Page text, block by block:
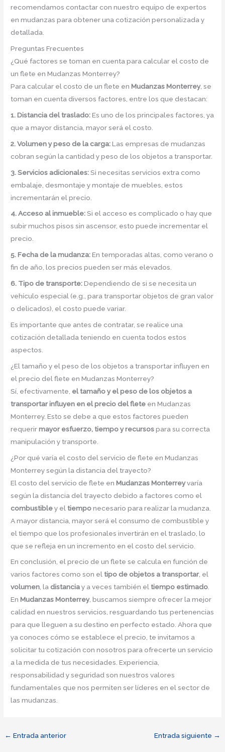
recomendamos contactar con nuestro equipo de expertos
en mudanzas para obtener una cotización personalizada y
detallada.
Preguntas Frecuentes
¿Qué factores se toman en cuenta para calcular el costo de
un flete en Mudanzas Monterrey?
Para calcular el costo de un flete enMudanzas Monterrey, se
toman en cuenta diversos factores, entre los que destacan:
1.Distancia del traslado:Es uno de los principales factores, ya
que a mayor distancia, mayor será el costo.
2.Volumen y peso de la carga:Las empresas de mudanzas
cobran según la cantidad y peso de los objetos a transportar.
3.Servicios adicionales:Si necesitas servicios extra como
embalaje, desmontaje y montaje de muebles, estos
incrementarán el precio.
4.Acceso al inmueble:Si el acceso es complicado o hay que
subir muchos pisos sin ascensor, esto puede incrementar el
precio.
5.Fecha de la mudanza:En temporadas altas, como verano o
fin de año, los precios pueden ser más elevados.
6. Tipo de transporte:Dependiendo de si se necesita un
vehículo especial (e.g., para transportar objetos de gran valor
o delicados), el costo puede variar.
Es importante que antes de contratar, se realice una
cotización detallada teniendo en cuenta todos estos
aspectos.
¿El tamaño y el peso de los objetos a transportar influyen en
el precio del flete en Mudanzas Monterrey?
Sí, efectivamente, el tamaño y el peso de los objetos a
transportar influyen en el precio del flete en Mudanzas
Monterrey. Esto se debe a que estos factores pueden
requerirmayor esfuerzo, tiempo y recursospara su correcta
manipulación y transporte.
¿Por qué varía el costo del servicio de flete en Mudanzas
Monterrey según la distancia del trayecto?
El costo del servicio de flete enMudanzas Monterreyvaría
según la distancia del trayecto debido a factores como el
combustibley el tiemponecesario para realizar la mudanza.
A mayor distancia, mayor será el consumo de combustible y
el tiempo que los profesionales invertirán en el traslado, lo
que se refleja en un incremento en el costo del servicio.
En conclusión, el precio de un flete se calcula en función de
varios factores como son el tipo de objetos a transportar, el
volumen, la distanciay a veces también el tiempo estimado.
EnMudanzas Monterrey, buscamos siempre ofrecer la mejor
calidad en nuestros servicios, resguardando tus pertenencias
para que lleguen a su destino en perfecto estado. Ahora que
ya conoces cómo se establece el precio, te invitamos a
solicitar tu cotización con nosotros para ofrecerte un servicio
a la medida de tus necesidades. Experiencia,
responsabilidad y seguridad son nuestros valores
fundamentales que nos permiten ser líderes en el sector de
las mudanzas.
← Entrada anterior Entrada siguiente →